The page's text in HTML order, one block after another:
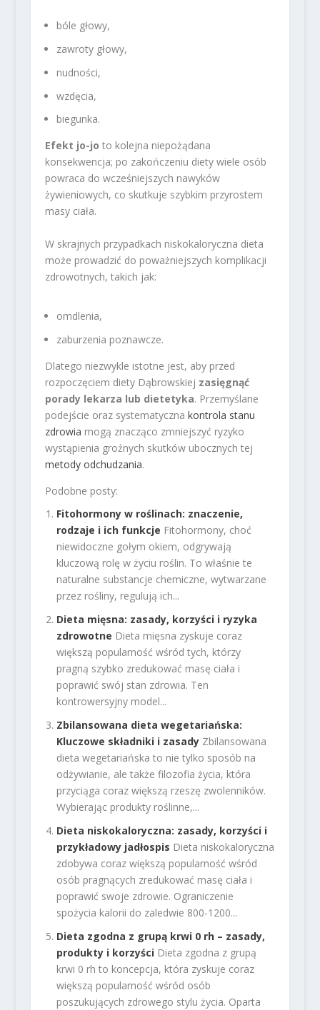
bóle głowy,
zawroty głowy,
nudności,
wzdęcia,
biegunka.
Efekt jo-jo to kolejna niepożądana
konsekwencja; po zakończeniu diety wiele osób
powraca do wcześniejszych nawyków
żywieniowych, co skutkuje szybkim przyrostem
masy ciała.
W skrajnych przypadkach niskokaloryczna dieta
może prowadzić do poważniejszych komplikacji
zdrowotnych, takich jak:
omdlenia,
zaburzenia poznawcze.
Dlatego niezwykle istotne jest, aby przed
rozpoczęciem diety Dąbrowskiej zasięgnąć
porady lekarza lub dietetyka. Przemyślane
podejście oraz systematyczna kontrola stanu
zdrowia mogą znacząco zmniejszyć ryzyko
wystąpienia groźnych skutków ubocznych tej
metody odchudzania.
Podobne posty:
Fitohormony w roślinach: znaczenie,
rodzaje i ich funkcje Fitohormony, choć
niewidoczne gołym okiem, odgrywają
kluczową rolę w życiu roślin. To właśnie te
naturalne substancje chemiczne, wytwarzane
przez rośliny, regulują ich...
Dieta mięsna: zasady, korzyści i ryzyka
zdrowotne Dieta mięsna zyskuje coraz
większą popularność wśród tych, którzy
pragną szybko zredukować masę ciała i
poprawić swój stan zdrowia. Ten
kontrowersyjny model...
Zbilansowana dieta wegetariańska:
Kluczowe składniki i zasady Zbilansowana
dieta wegetariańska to nie tylko sposób na
odżywianie, ale także filozofia życia, która
przyciąga coraz większą rzeszę zwolenników.
Wybierając produkty roślinne,...
Dieta niskokaloryczna: zasady, korzyści i
przykładowy jadłospis Dieta niskokaloryczna
zdobywa coraz większą popularność wśród
osób pragnących zredukować masę ciała i
poprawić swoje zdrowie. Ograniczenie
spożycia kalorii do zaledwie 800-1200...
Dieta zgodna z grupą krwi 0 rh – zasady,
produkty i korzyści Dieta zgodna z grupą
krwi 0 rh to koncepcja, która zyskuje coraz
większą popularność wśród osób
poszukujących zdrowego stylu życia. Oparta